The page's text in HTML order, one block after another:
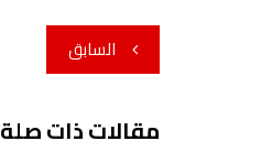
تصفّح
المقالات
السابق
مقالات ذات صلة